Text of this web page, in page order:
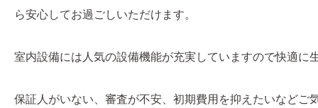
ら安心してお過ごしいただけます。
室内設備には人気の設備機能が充実していますので快適に
保証人がいない、審査が不安、初期費用を抑えたいなどご